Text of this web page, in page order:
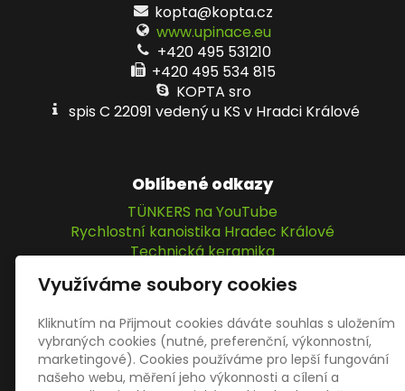
kopta@kopta.cz
www.upinace.eu
+420 495 531210
+420 495 534 815
KOPTA sro
spis C 22091 vedený u KS v Hradci Králové
Oblíbené odkazy
TÜNKERS na YouTube
Rychlostní kanoistika Hradec Králové
Technická keramika
KOPTA, s.r.o.
Sociální sítě
Využíváme soubory cookies
Kliknutím na Přijmout cookies dáváte souhlas s uložením
vybraných cookies (nutné, preferenční, výkonnostní,
marketingové). Cookies používáme pro lepší fungování
našeho webu, měření jeho výkonnosti a cílení a